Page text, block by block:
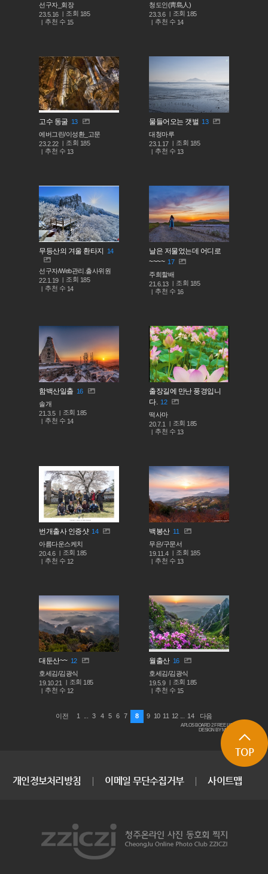
선구자_회장
23.5.16
조회 185
추천 수 15
청도인(靑島人)
23.3.6
조회 185
추천 수 14
고수 동굴 13
에버그린/이성환_고문
23.2.22
조회 185
추천 수 13
물들어오는 갯벌 13
대청마루
23.1.17
조회 185
추천 수 13
무등산의 겨울 환타지 14
선구자/Web관리.출사위원
22.1.19
조회 185
추천 수 14
날은 저물었는데 어디로
~~~~ 17
주희할배
21.6.13
조회 185
추천 수 16
함백산일출 16
솔개
21.3.5
조회 185
추천 수 14
출장길에 만난 풍경입니
다.
12
떡사마
20.7.1
조회 185
추천 수 13
번개출사 인증샷 14
아름다운스케치
20.4.6
조회 185
추천 수 12
백봉산 11
무은/구문서
19.11.4
조회 185
추천 수 13
대둔산~~ 12
호세김/김광식
19.10.21
조회 185
추천 수 12
월출산 16
호세김/김광식
19.5.9
조회 185
추천 수 15
이전 1 3 4 5 6 7 8 9 10 11 12 14 다음
APLOS BOARD 2 FREE LICENSE
DESIGN BY MACARON
TOP
개인정보처리방침 이메일 무단수집거부 사이트맵